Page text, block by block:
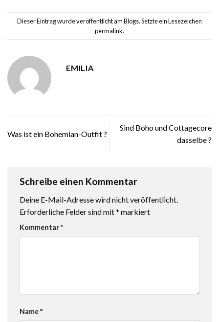
Dieser Eintrag wurde veröffentlicht amBlogs. Setzte ein Lesezeichen
permalink.
EMILIA
Was ist ein Bohemian-Outfit ?
Sind Boho und Cottagecore
dasselbe ?
Schreibe einen Kommentar
Deine E-Mail-Adresse wird nicht veröffentlicht.
Erforderliche Felder sind mit* markiert
Kommentar*
Name*